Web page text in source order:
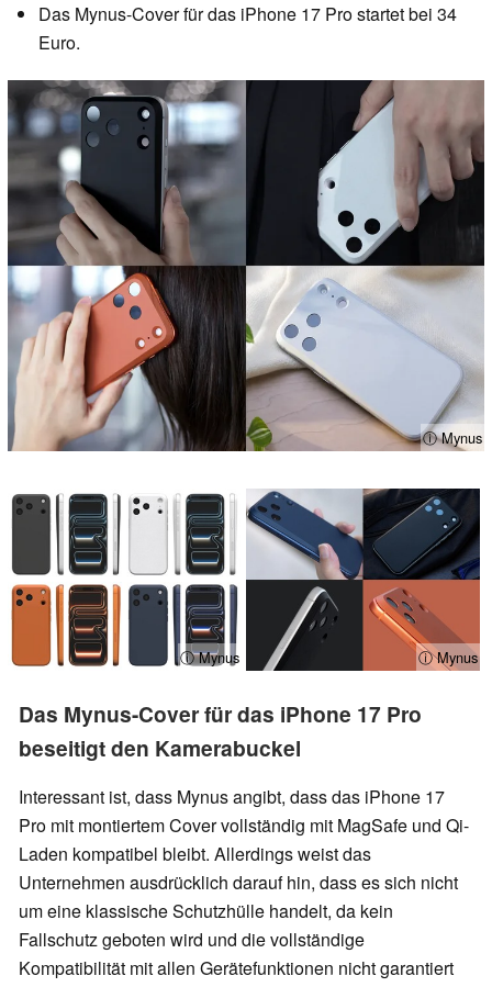
Das Mynus-Cover für das iPhone 17 Pro startet bei 34
Euro.
ⓘ Mynus
ⓘ Mynus ⓘ Mynus
Das Mynus-Cover für das iPhone 17 Pro
beseitigt den Kamerabuckel
Interessant ist, dass Mynus angibt, dass das iPhone 17
Pro mit montiertem Cover vollständig mit MagSafe und Qi-
Laden kompatibel bleibt. Allerdings weist das
Unternehmen ausdrücklich darauf hin, dass es sich nicht
um eine klassische Schutzhülle handelt, da kein
Fallschutz geboten wird und die vollständige
Kompatibilität mit allen Gerätefunktionen nicht garantiert